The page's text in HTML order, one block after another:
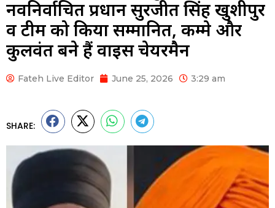
नवनिर्वाचित प्रधान सुरजीत सिंह खुशीपुर
व टीम को किया सम्मानित, कम्मे और
कुलवंत बने हैं वाइस चेयरमैन
Fateh Live Editor June 25, 2026 3:29 am
SHARE: